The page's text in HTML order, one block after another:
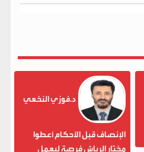
د.فوزي النخعي
الإنصاف قبل الأحكام أعطوا
مختار الرباش فرصة ليعمل